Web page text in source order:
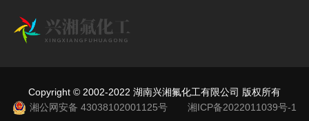
Copyright © 2002-2022 湖南兴湘氟化工有限公司 版权所有
湘公网安备 43038102001125号
湘ICP备2022011039号-1